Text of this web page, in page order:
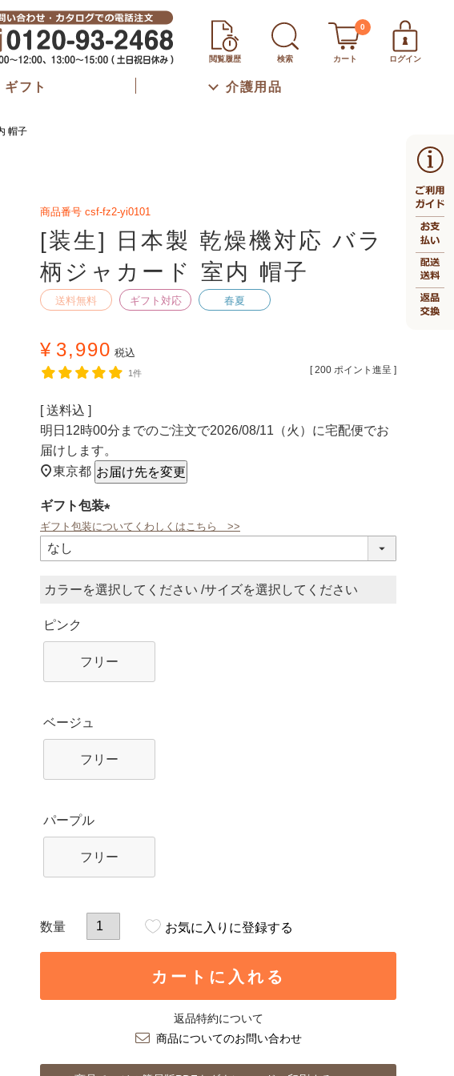
閲覧履歴 検索 カート
0
ログイン
ギフト 介護用品
帽子
商品番号 csf-fz2-yi0101
[装生] 日本製 乾燥機対応 バラ
柄ジャカード 室内 帽子
送料無料 ギフト対応 春夏
¥ 3,990 税込
[ 200 ポイント進呈 ]
1件
送料込
明日 12時00分 までのご注文で2026/08/11（火） に宅配便でお
届けします。
東京都 お届け先を変更
ギフト包装
(必
ギフト包装についてくわしくはこちら >>
カラー サイズ
ピンク
フリー
ベージュ
フリー
パープル
フリー
お気に入りに登録する
カートに入れる
返品特約について
商品についてのお問い合わせ